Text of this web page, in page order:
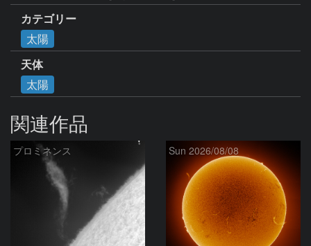
カテゴリー
太陽
天体
太陽
関連作品
プロミネンス Sun 2026/08/08